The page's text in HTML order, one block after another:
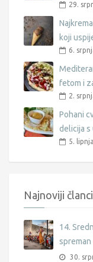
29.
koji
6.
fetom i
2.
Pohani
delicija s
5.
Najnoviji članci
14.
30.